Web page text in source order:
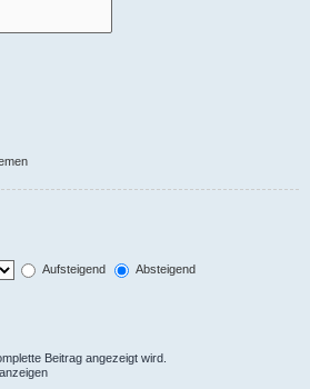
Aufsteigend
Absteigend
Beitrag angezeigt wird.